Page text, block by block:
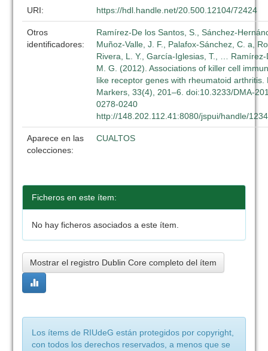
URI: https://hdl.handle.net/20.500.12104/72424
Otros
identificadores:
Ramírez-De los Santos, S., Sánchez-
Muñoz-Valle, J. F., Palafox-Sánchez, C. a,
Rivera, L. Y., García-Iglesias, T., …
M. G. (2012). Associations of killer cell
like receptor genes with rheumatoid arthritis.
Markers, 33(4), 201–6. doi:10.3233/DMA-
0278-0240
http://148.202.112.41:8080/jspui/handle/
Aparece en las
colecciones:
CUALTOS
Ficheros en este ítem:
No hay ficheros asociados a este ítem.
Mostrar el registro Dublin Core completo del ítem
Los ítems de RIUdeG están protegidos por copyright,
con todos los derechos reservados, a menos que se